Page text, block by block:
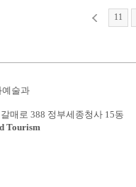
11
예술과
매로 388 정부세종청사 15동
Tourism